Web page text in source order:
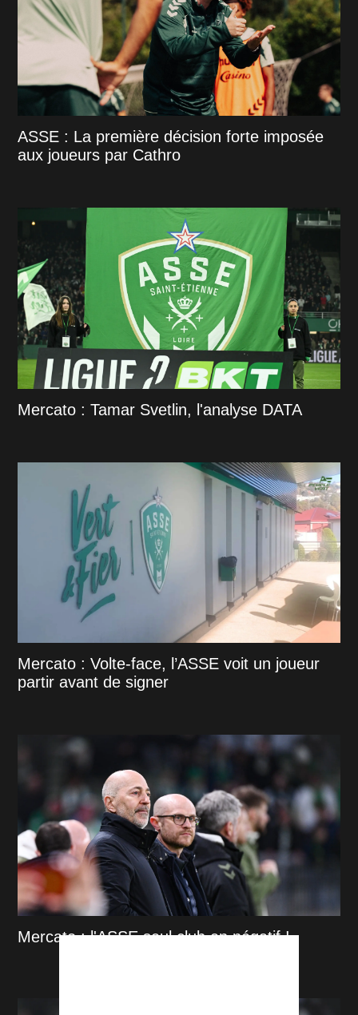
ASSE : La première décision forte imposée
aux joueurs par Cathro
Mercato : Tamar Svetlin, l'analyse DATA
Mercato : Volte-face, l’ASSE voit un joueur
partir avant de signer
Mercato : l'ASSE seul club en négatif !